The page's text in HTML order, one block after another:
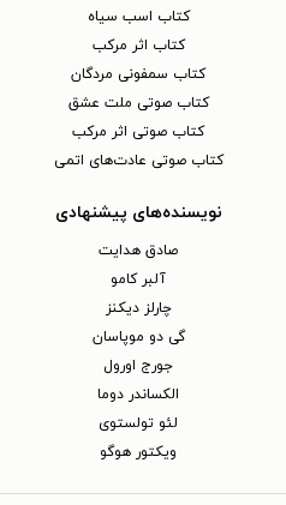
کتاب اسب سیاه
کتاب اثر مرکب
کتاب سمفونی مردگان
کتاب صوتی ملت عشق
کتاب صوتی اثر مرکب
کتاب صوتی عادت‌های اتمی
نویسنده‌های پیشنهادی
صادق هدایت
آلبر کامو
چارلز دیکنز
گی دو موپاسان
جورج اورول
الکساندر دوما
لئو تولستوی
ویکتور هوگو